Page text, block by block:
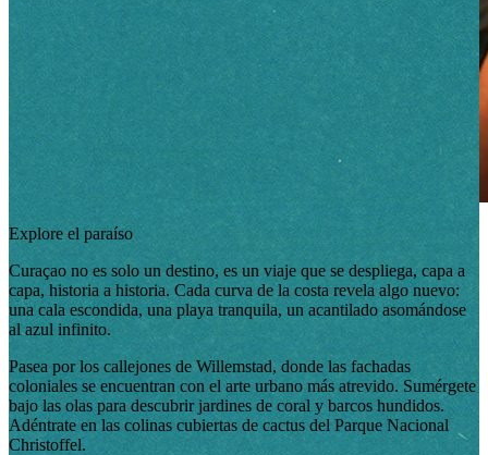
Explore el paraíso
Curaçao no es solo un destino, es un viaje que se despliega, capa a
capa, historia a historia. Cada curva de la costa revela algo nuevo:
una cala escondida, una playa tranquila, un acantilado asomándose
al azul infinito.
Pasea por los callejones de Willemstad, donde las fachadas
coloniales se encuentran con el arte urbano más atrevido. Sumérgete
bajo las olas para descubrir jardines de coral y barcos hundidos.
Adéntrate en las colinas cubiertas de cactus del Parque Nacional
Christoffel.